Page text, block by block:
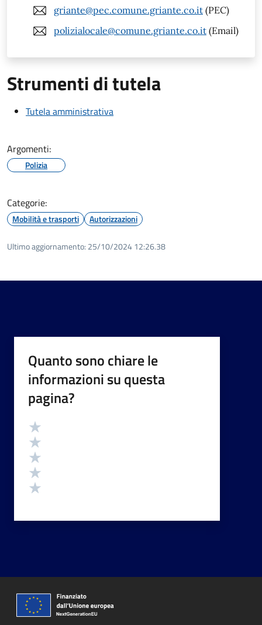
griante@pec.comune.griante.co.it (PEC)
polizialocale@comune.griante.co.it (Email)
Strumenti di tutela
Tutela amministrativa
Argomenti:
Polizia
Categorie:
Mobilità e trasporti Autorizzazioni
Ultimo aggiornamento: 25/10/2024 12:26.38
Quanto sono chiare le
informazioni su questa
pagina?
Valutazione